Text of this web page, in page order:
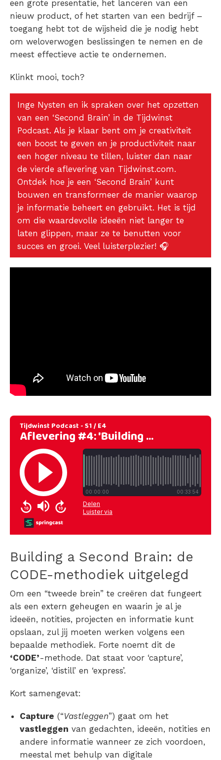
een grote presentatie, het lanceren van een
nieuw product, of het starten van een bedrijf –
toegang hebt tot de wijsheid die je nodig hebt
om weloverwogen beslissingen te nemen en de
meest effectieve actie te ondernemen.
Klinkt mooi, toch?
Inge Nysten en ik spraken over het opzetten
van een ‘Second Brain’ in de Tijdwinst
Podcast. Als je klaar bent om je creativiteit
een boost te geven en je productiviteit naar
een hoger niveau te tillen, luister dan naar
de vierde aflevering van Tijdwinst.com.
Ontdek hoe je een ‘Second Brain’ kunt
bouwen en transformeer de manier waarop
je informatie beheert en gebruikt. Het is tijd
om die waardevolle ideeën niet langer te
laten glippen, maar ze te benutten voor
succes en groei. Veel luisterplezier! 🎧
Building a Second Brain: de
CODE-methodiek uitgelegd
Om een “tweede brein” te creëren dat fungeert
als een extern geheugen en waarin je al je
ideeën, notities, projecten en informatie kunt
opslaan, zul jij moeten werken volgens een
bepaalde methodiek. Forte noemt dit de
‘CODE’-methode. Dat staat voor ‘capture’,
‘organize’, ‘distill’ en ‘express’.
Kort samengevat:
Capture (“Vastleggen”) gaat om het
vastleggen van gedachten, ideeën, notities en
andere informatie wanneer ze zich voordoen,
meestal met behulp van digitale